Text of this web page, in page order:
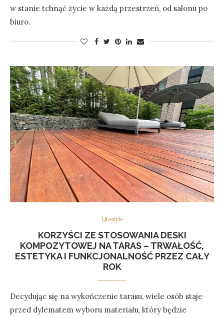
w stanie tchnąć życie w każdą przestrzeń, od salonu po
biuro.
Lifestyle
KORZYŚCI ZE STOSOWANIA DESKI
KOMPOZYTOWEJ NA TARAS – TRWAŁOŚĆ,
ESTETYKA I FUNKCJONALNOŚĆ PRZEZ CAŁY
ROK
Decydując się na wykończenie tarasu, wiele osób staje
przed dylematem wyboru materiału, który będzie